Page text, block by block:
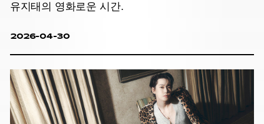
유지태의 영화로운 시간.
2026-04-30